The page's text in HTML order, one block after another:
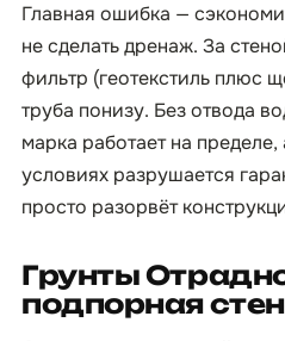
Главная ошибка —
не сделать дренаж. За
фильтр (геотекстиль плюс
труба понизу. Без отвода
марка работает на
условиях разрушается
просто разорвёт
Грунты
подпорная